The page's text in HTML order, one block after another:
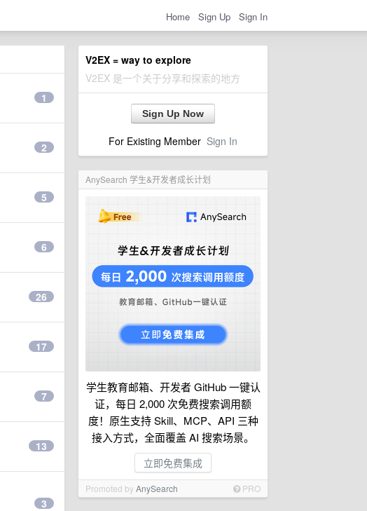
Home Sign Up Sign In
V2EX = way to explore
V2EX 是一个关于分享和探索的地方
Sign Up Now
For Existing Member Sign In
AnySearch 学生&开发者成长计划
学生教育邮箱、开发者 GitHub 一键认
证，每日 2,000 次免费搜索调用额
度！原生支持 Skill、MCP、API 三种
接入方式，全面覆盖 AI 搜索场景。
立即免费集成
Promoted byAnySearch PRO
1
2
5
6
26
17
7
13
3